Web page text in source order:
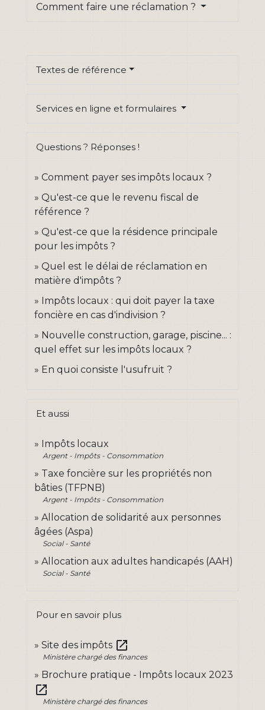
Comment faire une réclamation ?
Textes de référence
Services en ligne et formulaires
Questions ? Réponses !
Comment payer ses impôts locaux ?
Qu'est-ce que le revenu fiscal de
référence ?
Qu'est-ce que la résidence principale
pour les impôts ?
Quel est le délai de réclamation en
matière d'impôts ?
Impôts locaux : qui doit payer la taxe
foncière en cas d'indivision ?
Nouvelle construction, garage, piscine... :
quel effet sur les impôts locaux ?
En quoi consiste l'usufruit ?
Et aussi
Impôts locaux
Argent - Impôts - Consommation
Taxe foncière sur les propriétés non
bâties (TFPNB)
Argent - Impôts - Consommation
Allocation de solidarité aux personnes
âgées (Aspa)
Social - Santé
Allocation aux adultes handicapés (AAH)
Social - Santé
Pour en savoir plus
Site des impôts open_in_new
Ministère chargé des finances
Brochure pratique - Impôts locaux 2023
open_in_new
Ministère chargé des finances